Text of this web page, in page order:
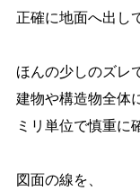
正確に地面へ出し
ほんの少しのズレ
建物や構造物全体
ミリ単位で慎重
図面の線を、